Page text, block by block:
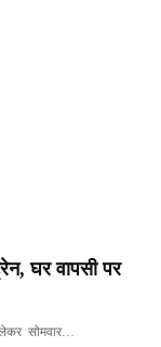
घर वापसी पर
सोमवार…